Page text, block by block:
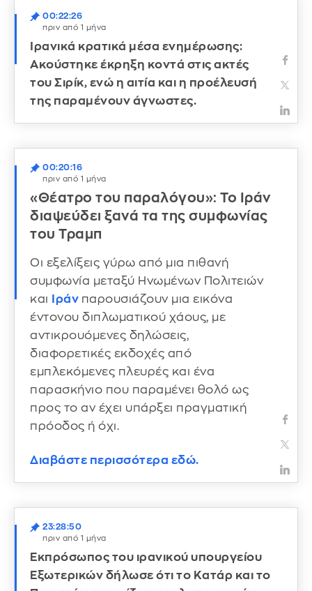
00:22:26
πριν από 1 μήνα
Ιρανικά κρατικά μέσα ενημέρωσης:
Ακούστηκε έκρηξη κοντά στις ακτές
του Σιρίκ, ενώ η αιτία και η προέλευσή
της παραμένουν άγνωστες.
00:20:16
πριν από 1 μήνα
«Θέατρο του παραλόγου»: Το Ιράν
διαψεύδει ξανά τα της συμφωνίας
του Τραμπ
Οι εξελίξεις γύρω από μια πιθανή
συμφωνία μεταξύ Ηνωμένων Πολιτειών
και
Ιράν παρουσιάζουν μια εικόνα
έντονου διπλωματικού χάους, με
αντικρουόμενες δηλώσεις,
διαφορετικές εκδοχές από
εμπλεκόμενες πλευρές και ένα
παρασκήνιο που παραμένει θολό ως
προς το αν έχει υπάρξει πραγματική
πρόοδος ή όχι.
Διαβάστε περισσότερα εδώ.
23:28:50
πριν από 1 μήνα
Εκπρόσωπος του ιρανικού υπουργείου
Εξωτερικών δήλωσε ότι το Κατάρ και το